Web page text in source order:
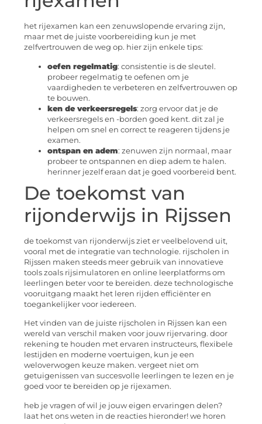
het rijexamen kan een zenuwslopende ervaring zijn,
maar met de juiste voorbereiding kun je met
zelfvertrouwen de weg op. hier zijn enkele tips:
oefen regelmatig: consistentie is de sleutel.
probeer regelmatig te oefenen om je
vaardigheden te verbeteren en zelfvertrouwen op
te bouwen.
ken de verkeersregels: zorg ervoor dat je de
verkeersregels en -borden goed kent. dit zal je
helpen om snel en correct te reageren tijdens je
examen.
ontspan en adem: zenuwen zijn normaal, maar
probeer te ontspannen en diep adem te halen.
herinner jezelf eraan dat je goed voorbereid bent.
De toekomst van
rijonderwijs in Rijssen
de toekomst van rijonderwijs ziet er veelbelovend uit,
vooral met de integratie van technologie. rijscholen in
Rijssen maken steeds meer gebruik van innovatieve
tools zoals rijsimulatoren en online leerplatforms om
leerlingen beter voor te bereiden. deze technologische
vooruitgang maakt het leren rijden efficiënter en
toegankelijker voor iedereen.
Het vinden van de juiste rijscholen in Rijssen kan een
wereld van verschil maken voor jouw rijervaring. door
rekening te houden met ervaren instructeurs, flexibele
lestijden en moderne voertuigen, kun je een
weloverwogen keuze maken. vergeet niet om
getuigenissen van succesvolle leerlingen te lezen en je
goed voor te bereiden op je rijexamen.
heb je vragen of wil je jouw eigen ervaringen delen?
laat het ons weten in de reacties hieronder! we horen